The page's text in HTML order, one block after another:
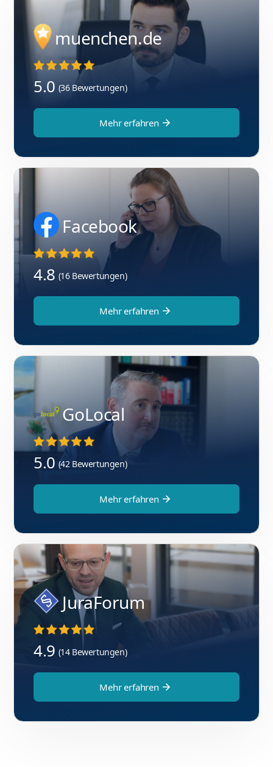
muenchen.de
5.0 (36 Bewertungen)
Mehr erfahren
Facebook
4.8 (16 Bewertungen)
Mehr erfahren
GoLocal
5.0 (42 Bewertungen)
Mehr erfahren
JuraForum
4.9 (14 Bewertungen)
Mehr erfahren